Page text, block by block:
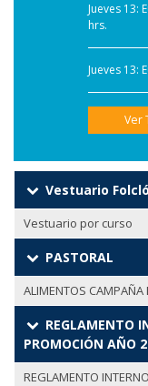
Jueves 13:
hrs.
Jueves 13:
Ver
Vestuario
Vestuario por curso
PASTORAL
ALIMENTOS CAMPAÑA
REGLAMENTO
PROMOCIÓN AÑO
REGLAMENTO